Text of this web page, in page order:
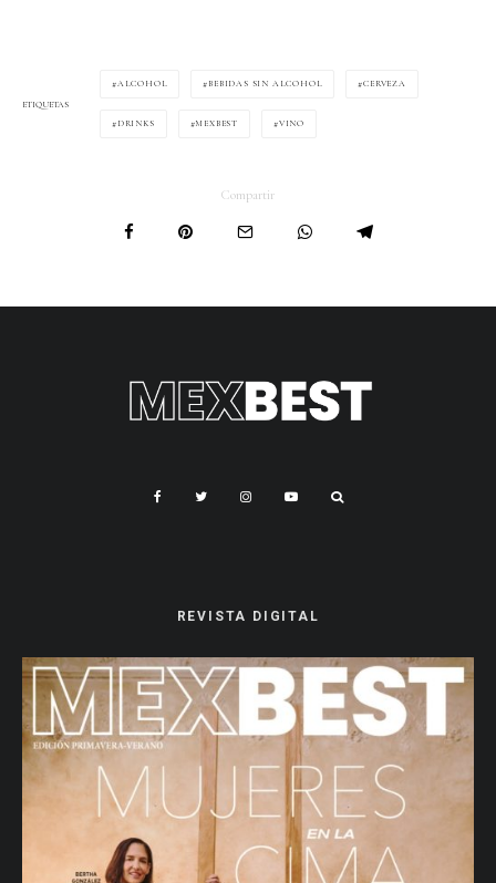
ETIQUETAS
ALCOHOL BEBIDAS SIN ALCOHOL CERVEZA
DRINKS MEXBEST VINO
Compartir
REVISTA DIGITAL